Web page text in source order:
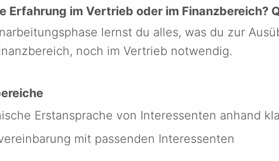
Erfahrung im Vertrieb oder im Finanzbereich?
lernst du alles, was du zur
noch im Vertrieb notwendig.
Erstansprache von Interessenten anhand
mit passenden Interessenten